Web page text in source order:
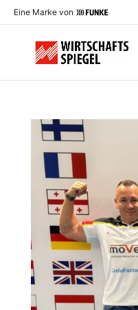
Eine Marke von